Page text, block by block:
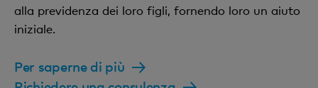
alla previdenza dei loro figli, fornendo loro un aiuto
iniziale.
Per saperne di più